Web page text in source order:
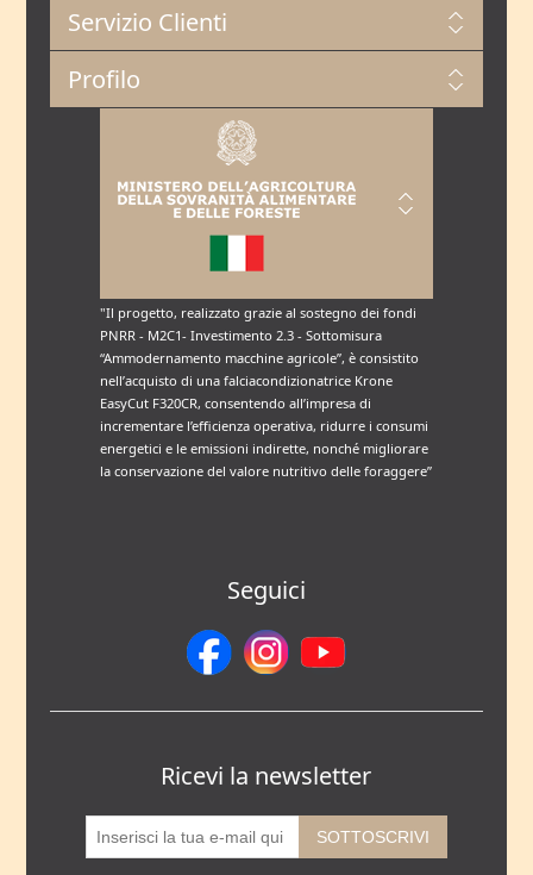
Servizio Clienti
Profilo
"Il progetto, realizzato grazie al sostegno dei fondi
PNRR - M2C1- Investimento 2.3 - Sottomisura
“Ammodernamento macchine agricole”, è consistito
nell’acquisto di una falciacondizionatrice Krone
EasyCut F320CR, consentendo all’impresa di
incrementare l’efficienza operativa, ridurre i consumi
energetici e le emissioni indirette, nonché migliorare
la conservazione del valore nutritivo delle foraggere”
Seguici
Ricevi la newsletter